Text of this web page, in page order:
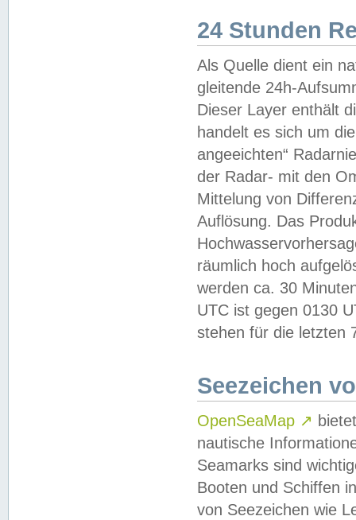
24 Stunden
Als Quelle dient ein
gleitende 24h-
Dieser Layer enthält
handelt es sich um
angeeichten“
der Radar- mit den
Mittelung von
Auflösung. Das
räumlich hoch
werden ca. 30
UTC ist gegen 0130
stehen für die letzten
Seezeichen
OpenSeaMap ↗
nautische
Seamarks sind
Booten und Schiffen
von Seezeichen wie